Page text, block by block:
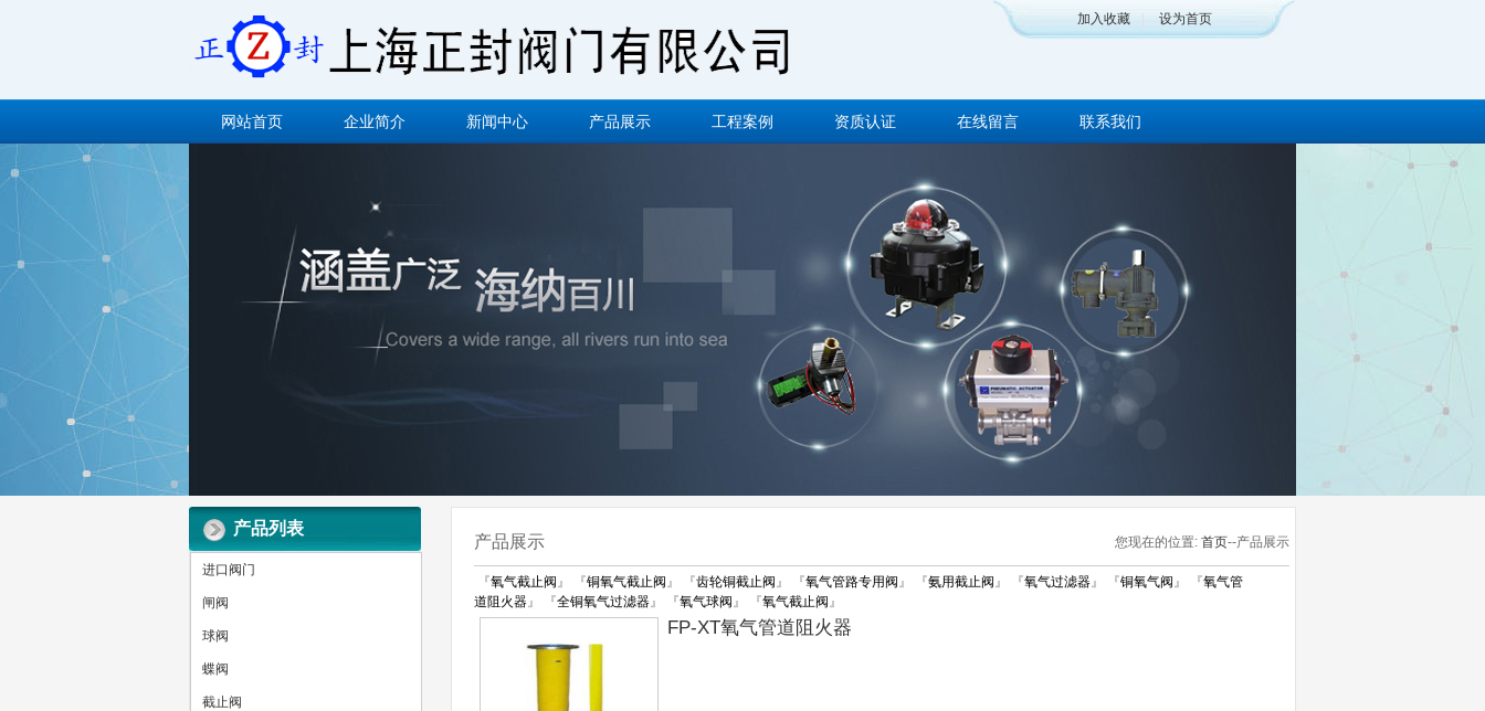
加入收藏 设为首页
网站首页 企业简介 新闻中心 产品展示 工程案例 资质认证 在线留言 联系我们
产品列表
进口阀门
闸阀
球阀
蝶阀
截止阀
产品展示 您现在的位置: 首页--产品展示
『氧气截止阀 』 『铜氧气截止阀 』 『齿轮铜截止阀 』 『氧气管路专用阀 』 『氨用截止阀 』 『氧气过滤器』 『铜氧气阀 』 『氧气管
道阻火器』 『全铜氧气过滤器』 『氧气球阀 』 『氧气截止阀 』
FP-XT氧气管道阻火器